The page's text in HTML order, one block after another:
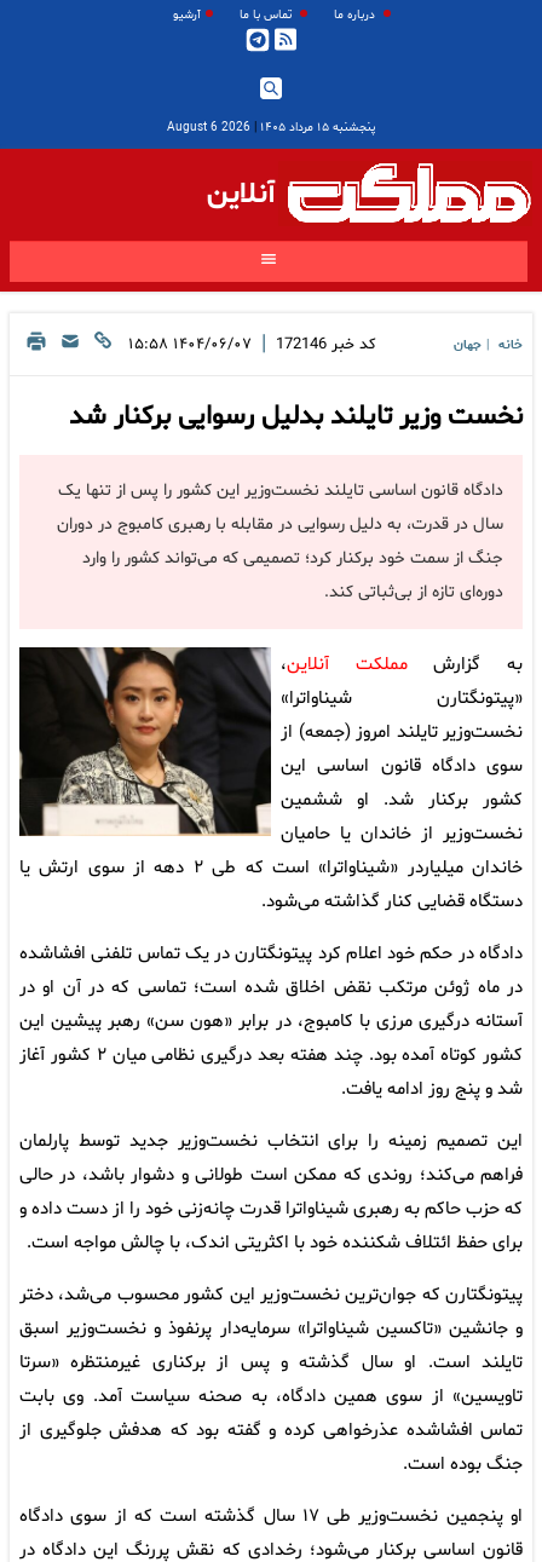
درباره ما تماس با ما آرشیو
پنجشنبه ۱۵ مرداد ۱۴۰۵ |
2026 August 6
آنلاین
خانه جهان کد خبر 172146
| ۱۴۰۴/۰۶/۰۷ ۱۵:۵۸
نخست وزیر تایلند بدلیل رسوایی برکنار شد
دادگاه قانون اساسی تایلند نخست‌وزیر این کشور را پس از تنها یک
سال در قدرت، به دلیل رسوایی در مقابله با رهبری کامبوج در دوران
جنگ از سمت خود برکنار کرد؛ تصمیمی که می‌تواند کشور را وارد
دوره‌ای تازه از بی‌ثباتی کند.
به گزارشمملکت آنلاین،
«پیتونگتارن شیناواترا»
نخست‌وزیر تایلند امروز (جمعه) از
سوی دادگاه قانون اساسی این
کشور برکنار شد. او ششمین
نخست‌وزیر از خاندان یا حامیان
خاندان میلیاردر «شیناواترا» است که طی ۲ دهه از سوی ارتش یا
دستگاه قضایی کنار گذاشته می‌شود.
دادگاه در حکم خود اعلام کرد پیتونگتارن در یک تماس تلفنی افشاشده
در ماه ژوئن مرتکب نقض اخلاق شده است؛ تماسی که در آن او در
آستانه درگیری مرزی با کامبوج، در برابر «هون سن» رهبر پیشین این
کشور کوتاه آمده بود. چند هفته بعد درگیری نظامی میان ۲ کشور آغاز
شد و پنج روز ادامه یافت.
این تصمیم زمینه را برای انتخاب نخست‌وزیر جدید توسط پارلمان
فراهم می‌کند؛ روندی که ممکن است طولانی و دشوار باشد، در حالی
که حزب حاکم به رهبری شیناواترا قدرت چانه‌زنی خود را از دست داده و
برای حفظ ائتلاف شکننده خود با اکثریتی اندک، با چالش مواجه است.
پیتونگتارن که جوان‌ترین نخست‌وزیر این کشور محسوب می‌شد، دختر
و جانشین «تاکسین شیناواترا» سرمایه‌دار پرنفوذ و نخست‌وزیر اسبق
تایلند است. او سال گذشته و پس از برکناری غیرمنتظره «سرتا
تاویسین» از سوی همین دادگاه، به صحنه سیاست آمد. وی بابت
تماس افشاشده عذرخواهی کرده و گفته بود که هدفش جلوگیری از
جنگ بوده است.
او پنجمین نخست‌وزیر طی ۱۷ سال گذشته است که از سوی دادگاه
قانون اساسی برکنار می‌شود؛ رخدادی که نقش پررنگ این دادگاه در